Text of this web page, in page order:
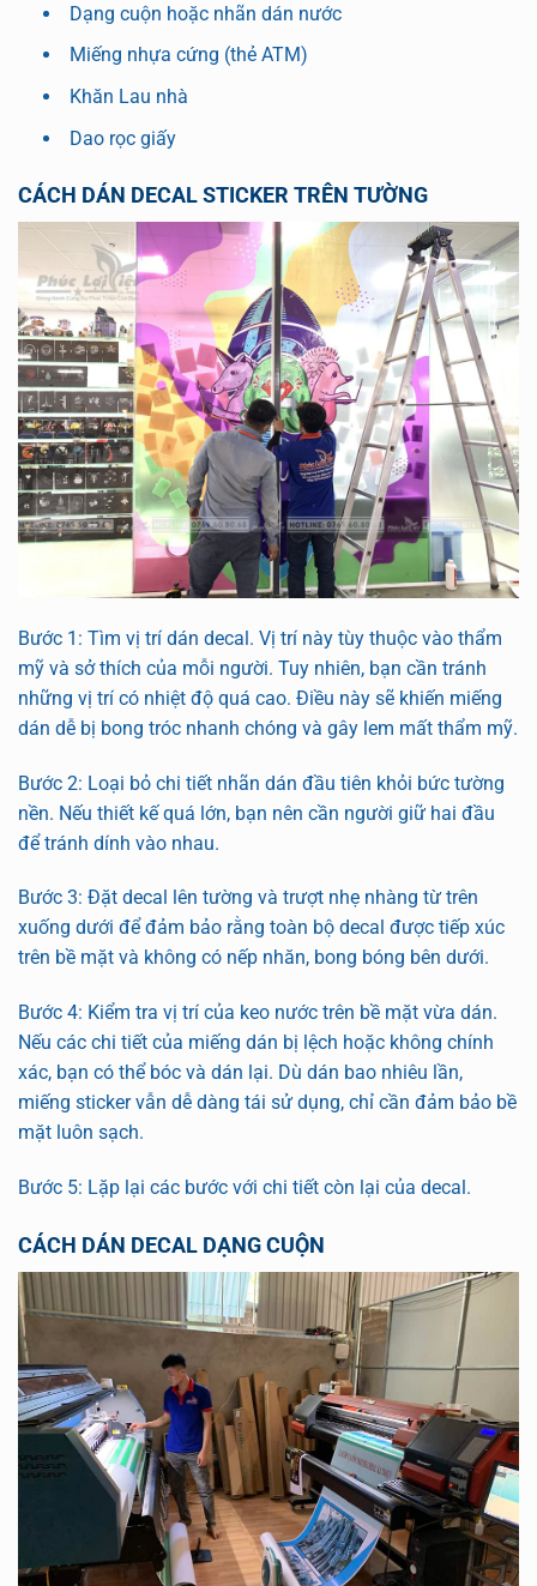
Dạng cuộn hoặc nhãn dán nước
Miếng nhựa cứng (thẻ ATM)
Khăn Lau nhà
Dao rọc giấy
CÁCH DÁN DECAL STICKER TRÊN TƯỜNG
Bước 1: Tìm vị trí dán decal. Vị trí này tùy thuộc vào thẩm
mỹ và sở thích của mỗi người. Tuy nhiên, bạn cần tránh
những vị trí có nhiệt độ quá cao. Điều này sẽ khiến miếng
dán dễ bị bong tróc nhanh chóng và gây lem mất thẩm mỹ.
Bước 2: Loại bỏ chi tiết nhãn dán đầu tiên khỏi bức tường
nền. Nếu thiết kế quá lớn, bạn nên cần người giữ hai đầu
để tránh dính vào nhau.
Bước 3: Đặt decal lên tường và trượt nhẹ nhàng từ trên
xuống dưới để đảm bảo rằng toàn bộ decal được tiếp xúc
trên bề mặt và không có nếp nhăn, bong bóng bên dưới.
Bước 4: Kiểm tra vị trí của keo nước trên bề mặt vừa dán.
Nếu các chi tiết của miếng dán bị lệch hoặc không chính
xác, bạn có thể bóc và dán lại. Dù dán bao nhiêu lần,
miếng sticker vẫn dễ dàng tái sử dụng, chỉ cần đảm bảo bề
mặt luôn sạch.
Bước 5: Lặp lại các bước với chi tiết còn lại của decal.
CÁCH DÁN DECAL DẠNG CUỘN